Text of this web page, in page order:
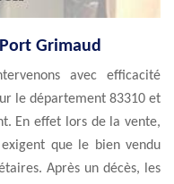
Grimaud
avec efficacité
le département 83310 et
En effet lors de la vente,
que le bien vendu
Après un décès, les